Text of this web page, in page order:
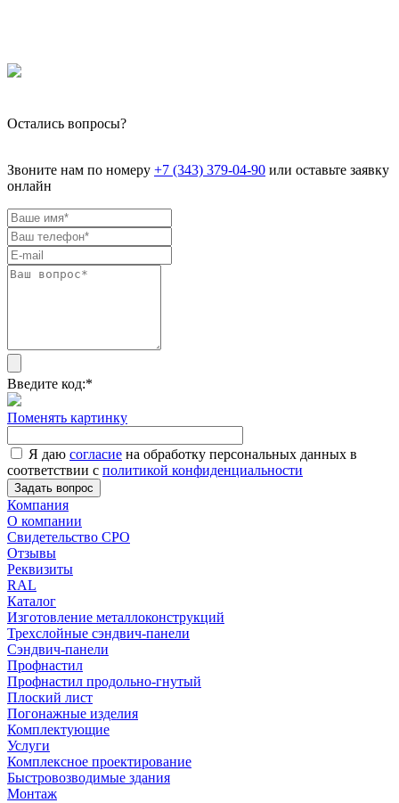
Остались вопросы?
Звоните нам по номеру +7 (343) 379-04-90 или оставьте заявку
онлайн
Введите код:*
Поменять картинку
Я даю согласие на обработку персональных данных в
соответствии с политикой конфиденциальности
Задать вопрос
Компания
О компании
Свидетельство СРО
Отзывы
Реквизиты
RAL
Каталог
Изготовление металлоконструкций
Трехслойные сэндвич-панели
Сэндвич-панели
Профнастил
Профнастил продольно-гнутый
Плоский лист
Погонажные изделия
Комплектующие
Услуги
Комплексное проектирование
Быстровозводимые здания
Монтаж